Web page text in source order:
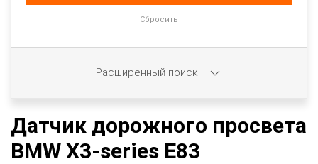
Датчик дорожного просвета
BMW X3-series E83
Расширенный поиск